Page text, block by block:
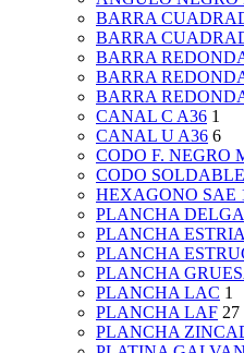
BARRA
BARRA
BARRA
BARRA
BARRA
CANAL C A36 1
CANAL U A36 6
CODO F. NEGRO
CODO
HEXAGONO SAE
PLANCHA
PLANCHA
PLANCHA
PLANCHA
PLANCHA LAC 1
PLANCHA LAF 27
PLANCHA